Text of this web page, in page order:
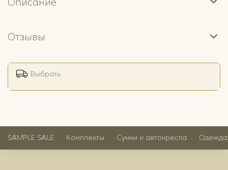
Отзывы
Выбрать
SAMPLE SALE Комплекты Сумки и автокресла Одежда